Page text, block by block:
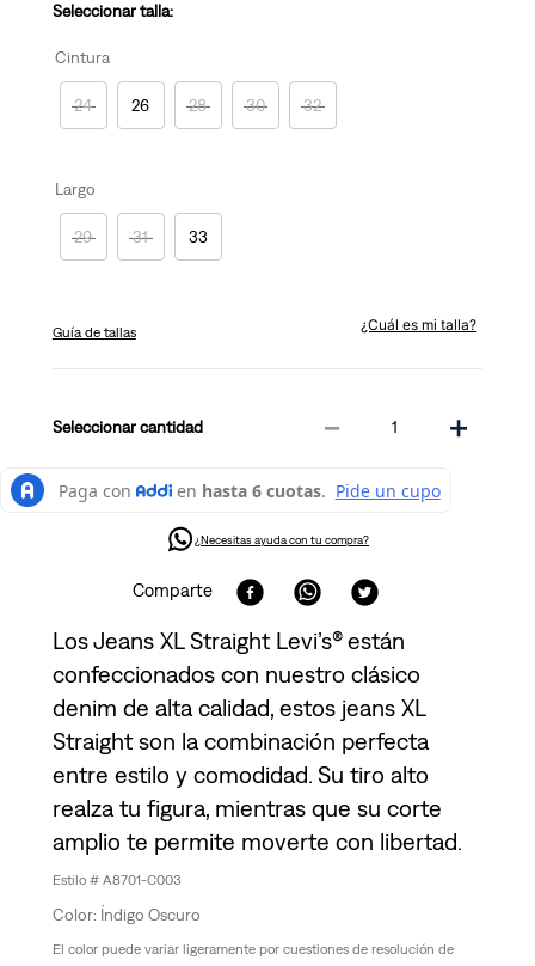
Seleccionar talla:
Cintura
24 26 28 30 32
Largo
29 31 33
Guía de tallas ¿Cuál es mi talla?
cantidad ＋
－
¿Necesitas ayuda con tu compra?
Comparte
Los Jeans XL Straight Levi’s® están
confeccionados con nuestro clásico
denim de alta calidad, estos jeans XL
Straight son la combinación perfecta
entre estilo y comodidad. Su tiro alto
realza tu figura, mientras que su corte
amplio te permite moverte con libertad.
A8701-C003
Índigo Oscuro
El color puede variar ligeramente por cuestiones de resolución de